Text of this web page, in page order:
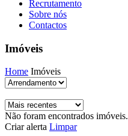
Recrutamento
Sobre nós
Contactos
Imóveis
Home Imóveis
Não foram encontrados imóveis.
Criar alerta Limpar